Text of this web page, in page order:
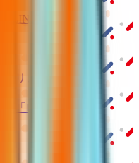
CLINICS」
リューション
「Dentis」